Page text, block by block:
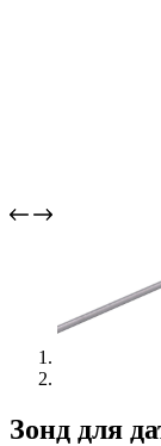
Зонд для